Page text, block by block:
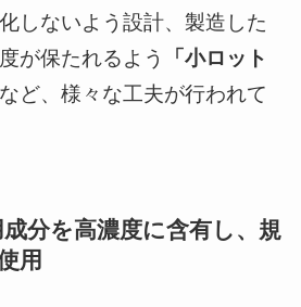
しないよう設計、製造した
が保たれるよう
「小ロット
ど、様々な工夫が行われて
分を高濃度に含有し、規
用